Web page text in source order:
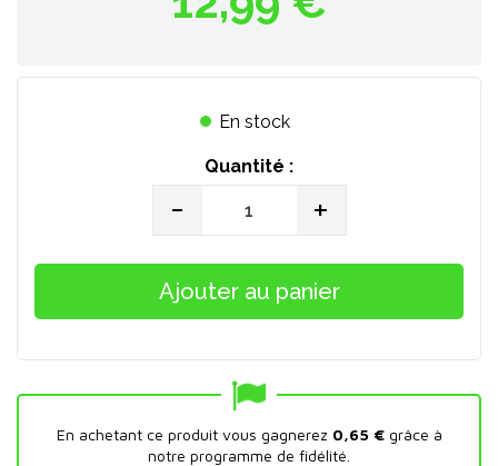
En stock
Quantité :
- +
Ajouter au panier
En achetant ce produit vous gagnerez 0,65 €grâce à
notre programme de fidélité.